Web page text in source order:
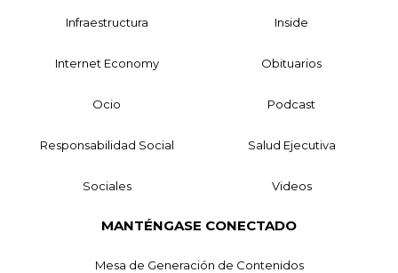
Infraestructura Inside
Internet Economy Obituarios
Ocio Podcast
Responsabilidad Social Salud Ejecutiva
Sociales Videos
MANTÉNGASE CONECTADO
Mesa de Generación de Contenidos